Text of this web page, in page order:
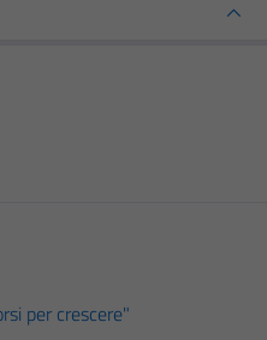
per crescere"